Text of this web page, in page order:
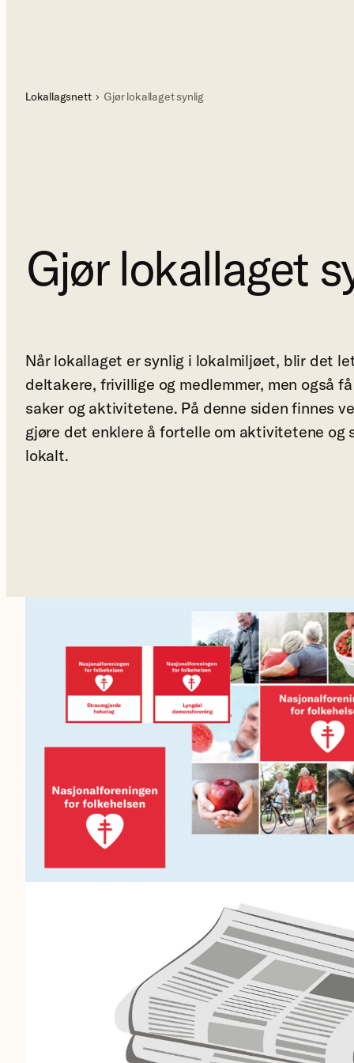
Lokallagsnett Gjør lokallaget synlig
Gjør lokallaget
Når lokallaget er synlig i lokalmiljøet, blir det
deltakere, frivillige og medlemmer, men også
saker og aktivitetene. På denne siden finnes
gjøre det enklere å fortelle om aktivitetene og
lokalt.